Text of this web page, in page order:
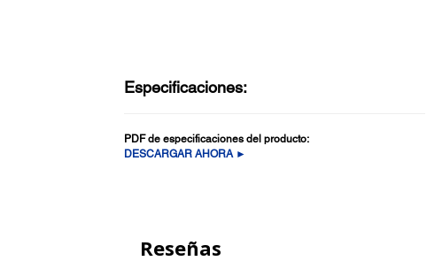
Especificaciones:
PDF de especificaciones del producto:
DESCARGAR AHORA ►